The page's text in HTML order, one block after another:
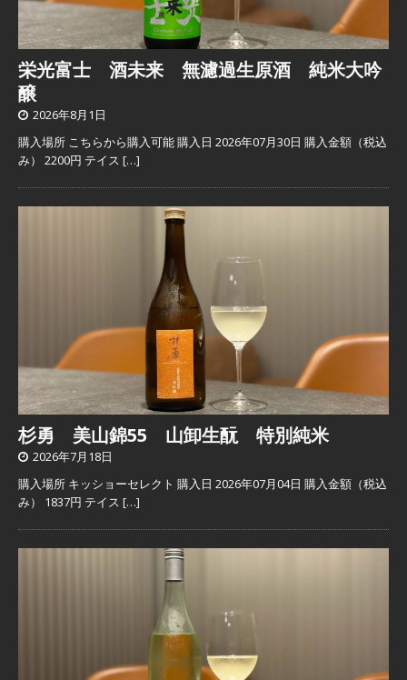
栄光富士 酒未来 無濾過生原酒 純米大吟
醸
2026年8月1日
購入場所 こちらから購入可能 購入日 2026年07月30日 購入金額（税込
み） 2200円 テイス […]
杉勇 美山錦55 山卸生酛 特別純米
2026年7月18日
購入場所 キッショーセレクト 購入日 2026年07月04日 購入金額（税込
み） 1837円 テイス […]